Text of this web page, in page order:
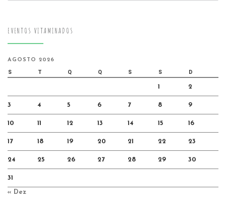
EVENTOS VITAMINADOS
AGOSTO 2026
S T Q Q S S D
1 2
3 4 5 6 7 8 9
10 11 12 13 14 15 16
17 18 19 20 21 22 23
24 25 26 27 28 29 30
31
« Dez